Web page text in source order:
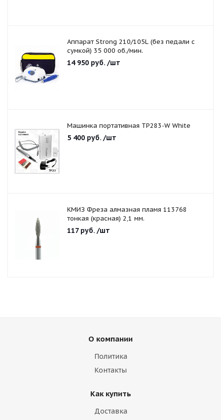
Аппарат Strong 210/105L (без педали с
сумкой) 35 000 об./мин.
14 950 руб. /шт
Машинка портативная TP283-W White
5 400 руб. /шт
КМИЗ Фреза алмазная пламя 113768
тонкая (красная) 2,1 мм.
117руб. /шт
О компании
Политика
Контакты
Как купить
Доставка